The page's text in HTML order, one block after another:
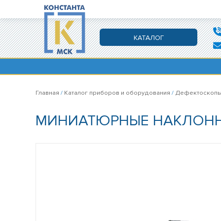
КАТАЛОГ
Главная / Каталог приборов и оборудования / Дефектоскопы
МИНИАТЮРНЫЕ